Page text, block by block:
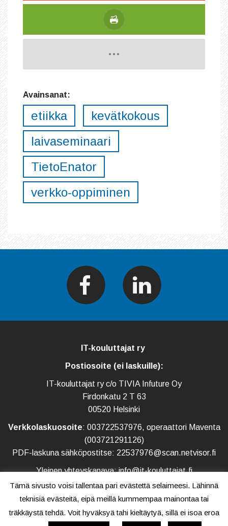
Avainsanat:
etiikka
kevätkokous
laivaseminaari
TietoEnator
verkko-oppiminen
IT-kouluttajat ry
Postiosoite (ei laskuille):
IT-kouluttajat ry c/o TIVIA Infuture Oy
Firdonkatu 2 T 63
00520 Helsinki
Verkkolaskuosoite: 003722537976, operaattori Maventa
(003721291126)
PDF-laskuna sähköpostitse: 22537976@scan.netvisor.fi
Yleinen yhteyskanava: info@it-kouluttajat.fi
Tämä sivusto voisi tallentaa pari evästettä selaimeesi. Lähinnä
teknisiä evästeitä, eipä meillä kummempaa mainontaa tai
träkkäystä tehdä. Voit hyväksyä tahi kieltäytyä, sillä ei isoa eroa